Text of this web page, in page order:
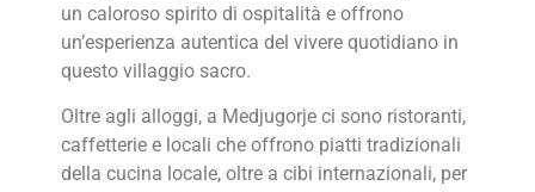
un caloroso spirito di ospitalità e offrono
un’esperienza autentica del vivere quotidiano in
questo villaggio sacro.
Oltre agli alloggi, a Medjugorje ci sono ristoranti,
caffetterie e locali che offrono piatti tradizionali
della cucina locale, oltre a cibi internazionali, per